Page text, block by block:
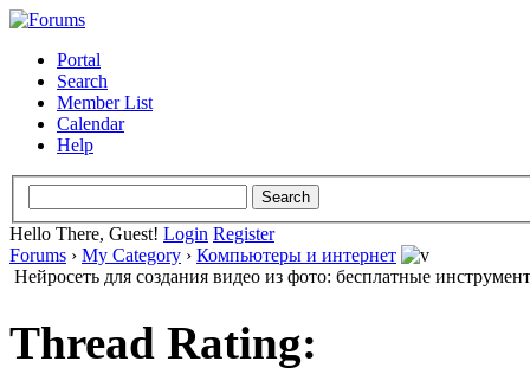
Portal
Search
Member List
Calendar
Help
Hello There, Guest! Login Register
Forums › My Category › Компьютеры и интернет
Нейросеть для создания видео из фото: бесплатные
Thread Rating: